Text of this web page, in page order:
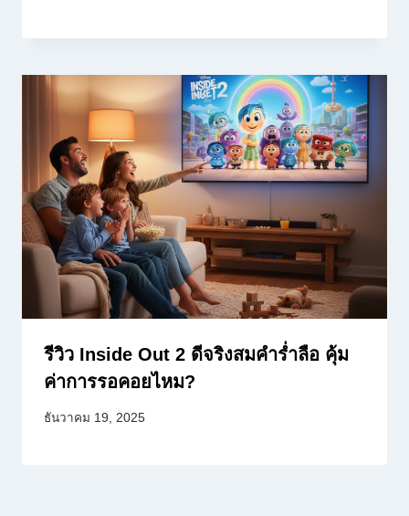
รีวิว Inside Out 2 ดีจริงสมคำร่ำลือ คุ้ม
ค่าการรอคอยไหม?
ธันวาคม 19, 2025